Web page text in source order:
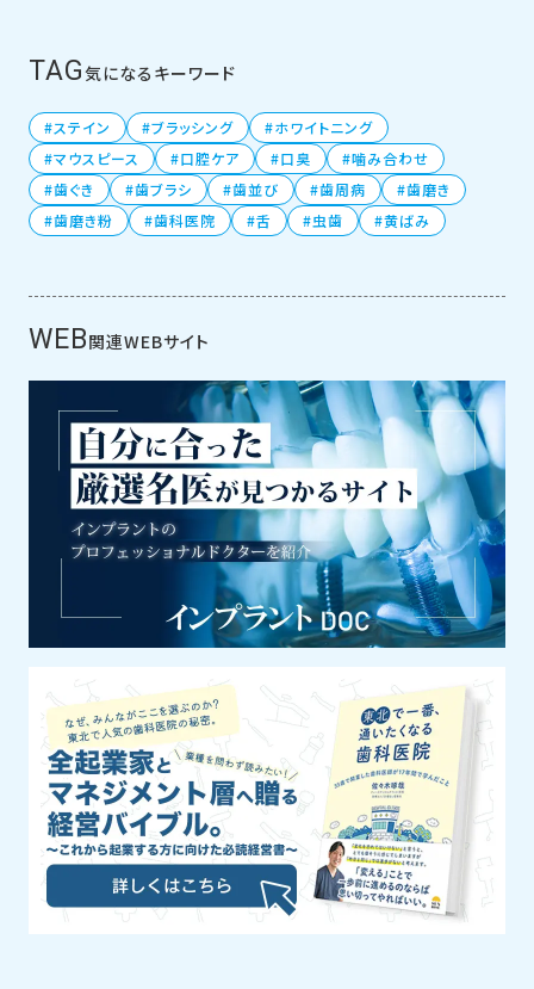
TAG気になるキーワード
ステイン ブラッシング
ホワイトニング
マウスピース
口腔ケア 口臭
噛み合わせ
歯ぐき
歯ブラシ 歯並び 歯周病
歯磨き
歯磨き粉
歯科医院 舌 虫歯 黄ばみ
WEB関連WEBサイト